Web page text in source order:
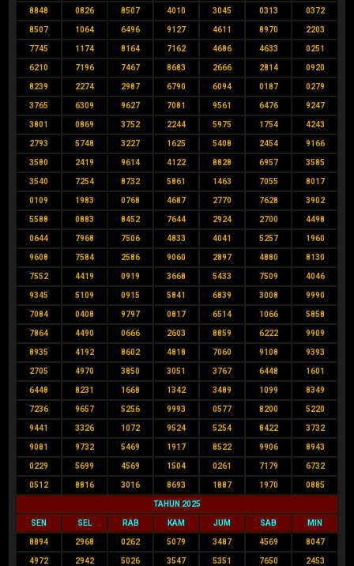
8848 0826 8507 4010 3045 0313 0372
8507 1064 6496 9127 4611 8970 2203
7745 1174 8164 7162 4686 4633 0251
6210 7196 7467 8683 2666 2814 0920
8239 2274 2987 6790 6094 0187 0279
3765 6309 9627 7081 9561 6476 9247
3801 0869 3752 2244 5975 1754 4243
2793 5748 3227 1625 5408 2454 9166
3580 2419 9614 4122 8828 6957 3585
3540 7254 8732 5861 1463 7055 8017
0109 1983 0768 4687 2770 7628 3902
5588 0883 8452 7644 2924 2700 4498
0644 7968 7506 4833 4041 5257 1960
9608 7584 2586 9060 2897 4880 8130
7552 4419 0919 3668 5433 7509 4046
9345 5109 0915 5841 6839 3008 9990
7084 0408 9797 0817 6514 1066 5858
7864 4490 0666 2603 8859 6222 9909
8935 4192 8602 4818 7060 9108 9393
2705 4970 3850 3051 3767 6448 1601
6448 8231 1668 1342 3489 1099 8349
7236 9657 5256 9993 0577 8200 5220
9441 3326 1072 9524 5254 8422 3732
9081 9732 5469 1917 8522 9906 8943
0229 5699 4569 1504 0261 7179 6732
0512 8816 3016 8693 1887 1970 0885
TAHUN 2025
SEN SEL RAB KAM JUM SAB MIN
8894 2968 0262 5079 3487 4569 8047
4972 2942 5026 3547 5351 7650 2453